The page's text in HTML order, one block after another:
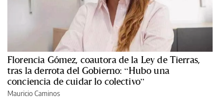
Florencia Gómez, coautora de la Ley de Tierras,
tras la derrota del Gobierno: “Hubo una
conciencia de cuidar lo colectivo”
Mauricio Caminos